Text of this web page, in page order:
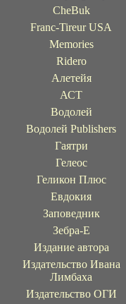
CheBuk
Franc-Tireur USA
Memories
Ridero
Алетейя
АСТ
Водолей
Водолей Publishers
Гаятри
Гелеос
Геликон Плюс
Евдокия
Заповедник
Зебра-Е
Издание автора
Издательство Ивана
Лимбаха
Издательство ОГИ